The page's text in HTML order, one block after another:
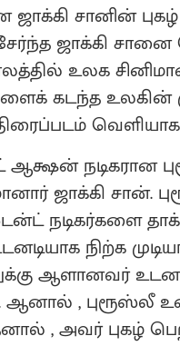
ஜாக்கி சானின்
ஜாக்கி சானை
உலக
கடந்த உலகின்
ஆக்ஷன் நடிகரான
ஜாக்கி சான்.
நடிகர்களை
நிற்க
ஆளானவர்
ஆனால் , புரூஸ்லீ
, அவர் புகழ்